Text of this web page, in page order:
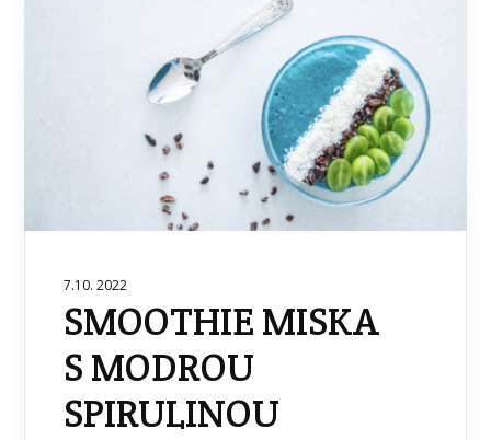
7.10. 2022
SMOOTHIE MISKA
S MODROU
SPIRULINOU